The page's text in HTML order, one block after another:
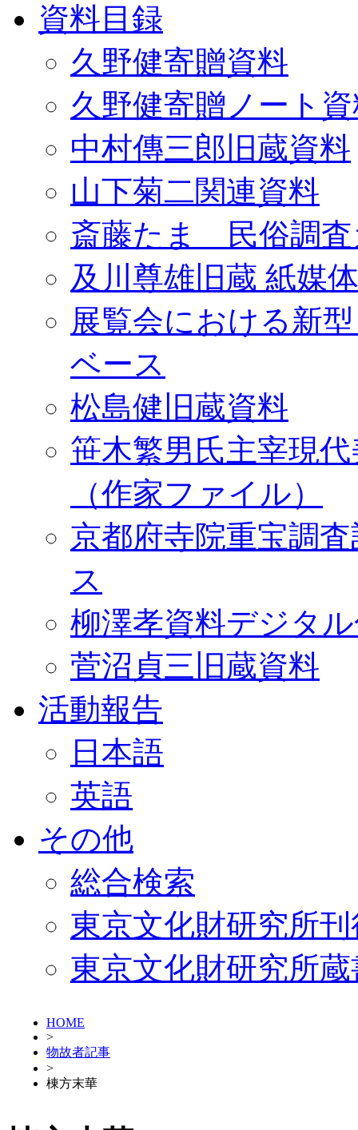
資料目録
久野健寄贈資料
久野健寄贈ノート
中村傳三郎旧蔵資料
山下菊二関連資料
斎藤たま 民俗調査
及川尊雄旧蔵 紙媒
展覧会における新
ベース
松島健旧蔵資料
笹木繁男氏主宰現
（作家ファイル）
京都府寺院重宝調
ス
柳澤孝資料デジタ
菅沼貞三旧蔵資料
活動報告
日本語
英語
その他
総合検索
東京文化財研究所
東京文化財研究所
HOME
>
物故者記事
>
棟方末華